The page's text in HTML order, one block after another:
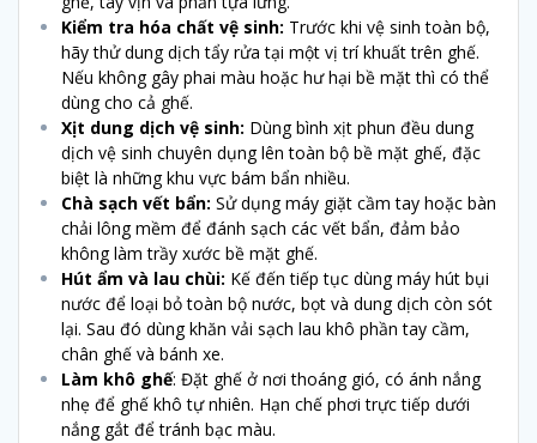
Kiểm tra hóa chất vệ sinh: Trước khi vệ sinh toàn bộ,
hãy thử dung dịch tẩy rửa tại một vị trí khuất trên ghế.
Nếu không gây phai màu hoặc hư hại bề mặt thì có thể
dùng cho cả ghế.
Xịt dung dịch vệ sinh: Dùng bình xịt phun đều dung
dịch vệ sinh chuyên dụng lên toàn bộ bề mặt ghế, đặc
biệt là những khu vực bám bẩn nhiều.
Chà sạch vết bẩn: Sử dụng máy giặt cầm tay hoặc bàn
chải lông mềm để đánh sạch các vết bẩn, đảm bảo
không làm trầy xước bề mặt ghế.
Hút ẩm và lau chùi: Kế đến tiếp tục dùng máy hút bụi
nước để loại bỏ toàn bộ nước, bọt và dung dịch còn sót
lại. Sau đó dùng khăn vải sạch lau khô phần tay cầm,
chân ghế và bánh xe.
Làm khô ghế: Đặt ghế ở nơi thoáng gió, có ánh nắng
nhẹ để ghế khô tự nhiên. Hạn chế phơi trực tiếp dưới
nắng gắt để tránh bạc màu.